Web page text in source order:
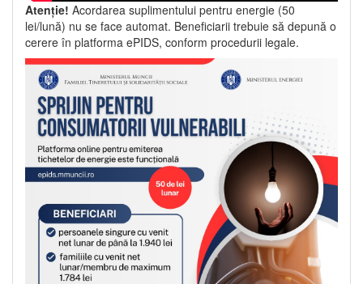
Atenție! Acordarea suplimentului pentru energie (50
lei/lună) nu se face automat. Beneficiarii trebuie să depună o
cerere în platforma ePIDS, conform procedurii legale.